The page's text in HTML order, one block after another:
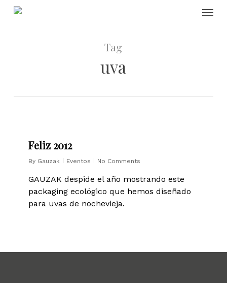
Skip
Tag
uva
Feliz 2012
By Gauzak Eventos No Comments
GAUZAK despide el año mostrando este
packaging ecológico que hemos diseñado
para uvas de nochevieja.